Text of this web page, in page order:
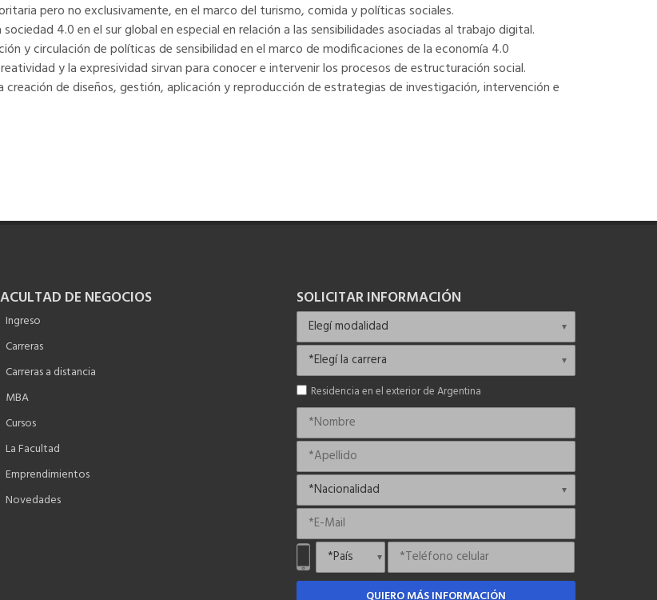
pero no exclusivamente, en el marco del turismo, comida y políticas sociales.
4.0 en el sur global en especial en relación a las sensibilidades asociadas al trabajo digital.
y circulación de políticas de sensibilidad en el marco de modificaciones de la economía 4.0
y la expresividad sirvan para conocer e intervenir los procesos de estructuración social.
de diseños, gestión, aplicación y reproducción de estrategias de investigación, intervención e
DE NEGOCIOS
Ingreso
Carreras
Carreras a distancia
MBA
Cursos
La Facultad
Emprendimientos
Novedades
SOLICITAR INFORMACIÓN
Residencia en el exterior de Argentina